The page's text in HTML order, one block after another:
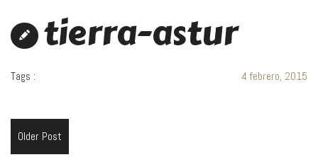
tierra-astur
Tags : 4 febrero, 2015
Older Post